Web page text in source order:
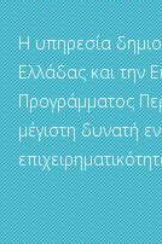
Η υπηρεσία
Ελλάδας και την
Προγράμματος
μέγιστη δυνατή